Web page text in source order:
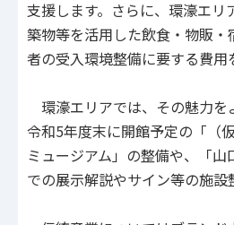
支援します。さらに、環濠エ
築物等を活用した飲食・物販
者の受入環境整備に要する費用
環濠エリアでは、その魅力を
令和5年度末に開館予定の「（
ミュージアム」の整備や、「山
での展示解説やサイン等の施設